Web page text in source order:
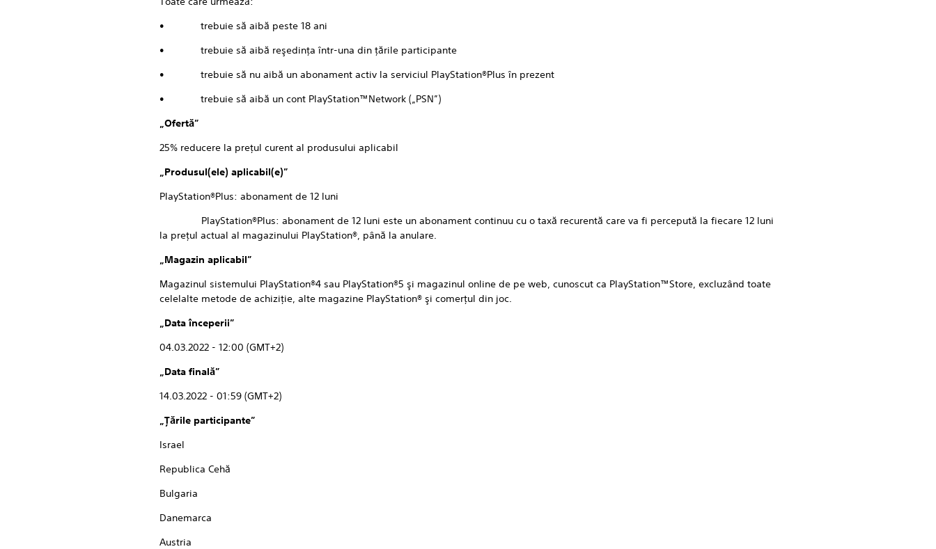
• trebuie să aibă peste 18 ani
• trebuie să aibă reşedinţa într-una din ţările participante
• trebuie să nu aibă un abonament activ la serviciul PlayStation®Plus în prezent
• trebuie să aibă un cont PlayStation™Network („PSN”)
„Ofertă”
25% reducere la preţul curent al produsului aplicabil
„Produsul(ele) aplicabil(e)”
PlayStation®Plus: abonament de 12 luni
PlayStation®Plus: abonament de 12 luni este un abonament continuu cu o taxă recurentă care va fi percepută la fiecare 12 luni
la preţul actual al magazinului PlayStation®, până la anulare.
„Magazin aplicabil”
Magazinul sistemului PlayStation®4 sau PlayStation®5 şi magazinul online de pe web, cunoscut ca PlayStation™Store, excluzând toate
celelalte metode de achiziţie, alte magazine PlayStation® şi comerţul din joc.
„Data începerii”
04.03.2022 - 12:00 (GMT+2)
„Data finală”
14.03.2022 - 01:59 (GMT+2)
„Ţările participante”
Israel
Republica Cehă
Bulgaria
Danemarca
Austria